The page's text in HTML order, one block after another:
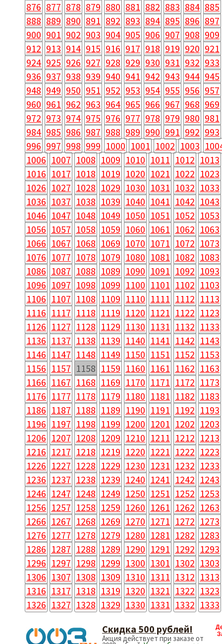
876 877 878 879 880 881 882 883 884 885
888 889 890 891 892 893 894 895 896 897
900 901 902 903 904 905 906 907 908 909
912 913 914 915 916 917 918 919 920 921
924 925 926 927 928 929 930 931 932 933
936 937 938 939 940 941 942 943 944 945
948 949 950 951 952 953 954 955 956 957
960 961 962 963 964 965 966 967 968 969
972 973 974 975 976 977 978 979 980 981
984 985 986 987 988 989 990 991 992 993
996 997 998 999 1000 1001 1002 1003
1006 1007 1008 1009 1010 1011 1012 1013
1016 1017 1018 1019 1020 1021 1022 1023
1026 1027 1028 1029 1030 1031 1032 1033
1036 1037 1038 1039 1040 1041 1042 1043
1046 1047 1048 1049 1050 1051 1052 1053
1056 1057 1058 1059 1060 1061 1062 1063
1066 1067 1068 1069 1070 1071 1072 1073
1076 1077 1078 1079 1080 1081 1082 1083
1086 1087 1088 1089 1090 1091 1092 1093
1096 1097 1098 1099 1100 1101 1102 1103
1106 1107 1108 1109 1110 1111 1112 1113
1116 1117 1118 1119 1120 1121 1122 1123
1126 1127 1128 1129 1130 1131 1132 1133
1136 1137 1138 1139 1140 1141 1142 1143
1146 1147 1148 1149 1150 1151 1152 1153
1156 1157 1158 1159 1160 1161 1162 1163
1166 1167 1168 1169 1170 1171 1172 1173
1176 1177 1178 1179 1180 1181 1182 1183
1186 1187 1188 1189 1190 1191 1192 1193
1196 1197 1198 1199 1200 1201 1202 1203
1206 1207 1208 1209 1210 1211 1212 1213
1216 1217 1218 1219 1220 1221 1222 1223
1226 1227 1228 1229 1230 1231 1232 1233
1236 1237 1238 1239 1240 1241 1242 1243
1246 1247 1248 1249 1250 1251 1252 1253
1256 1257 1258 1259 1260 1261 1262 1263
1266 1267 1268 1269 1270 1271 1272 1273
1276 1277 1278 1279 1280 1281 1282 1283
1286 1287 1288 1289 1290 1291 1292 1293
1296 1297 1298 1299 1300 1301 1302 1303
1306 1307 1308 1309 1310 1311 1312 1313
1316 1317 1318 1319 1320 1321 1322 1323
1326 1327 1328 1329 1330 1331 1332 1333
Cкидка 500 рублей!
Акция действует при заказе от